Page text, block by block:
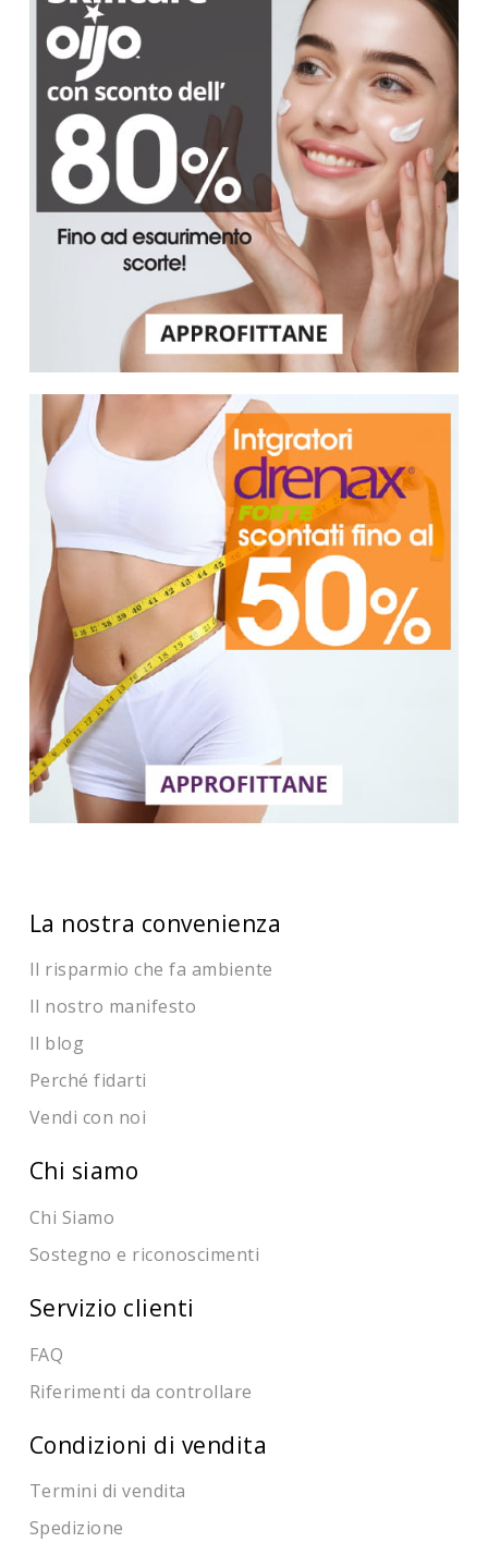
La nostra convenienza
Il risparmio che fa ambiente
Il nostro manifesto
Il blog
Perché fidarti
Vendi con noi
Chi siamo
Chi Siamo
Sostegno e riconoscimenti
Servizio clienti
FAQ
Riferimenti da controllare
Condizioni di vendita
Termini di vendita
Spedizione